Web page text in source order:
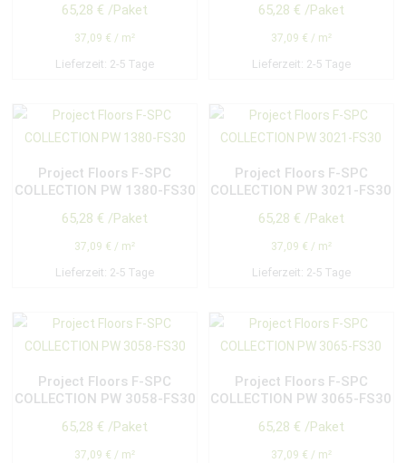
65,28€ /Paket
37,09 € / m²
Lieferzeit: 2-5 Tage
65,28 € /Paket
37,09 € / m²
Lieferzeit: 2-5 Tage
Project Floors F-SPC
COLLECTION PW 1380-FS30
65,28€ /Paket
37,09 € / m²
Lieferzeit: 2-5 Tage
Project Floors F-SPC
COLLECTION PW 3021-FS30
65,28 € /Paket
37,09 € / m²
Lieferzeit: 2-5 Tage
Project Floors F-SPC
COLLECTION PW 3058-FS30
65,28€ /Paket
37,09 € / m²
Project Floors F-SPC
COLLECTION PW 3065-FS30
65,28 € /Paket
37,09 € / m²